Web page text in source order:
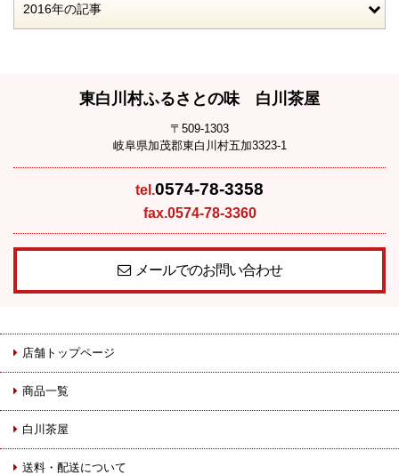
2016年の記事
東白川村ふるさとの味 白川茶屋
〒509-1303
岐阜県加茂郡東白川村五加3323-1
tel.0574-78-3358
fax.0574-78-3360
メールでのお問い合わせ
店舗トップページ
商品一覧
白川茶屋
送料・配送について